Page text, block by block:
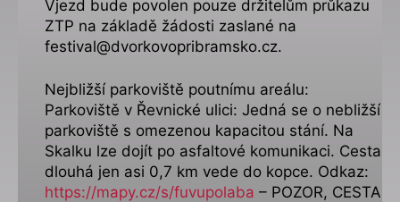
Vjezd bude povolen pouze držitelům průkazu
ZTP na základě žádosti zaslané na
festival@dvorkovopribramsko.cz.
Nejbližší parkoviště poutnímu areálu:
Parkoviště v Řevnické ulici: Jedná se o nebližší
parkoviště s omezenou kapacitou stání. Na
Skalku lze dojít po asfaltové komunikaci. Cesta
dlouhá jen asi 0,7 km vede do kopce. Odkaz:
https://mapy.cz/s/fuvupolaba – POZOR, CESTA